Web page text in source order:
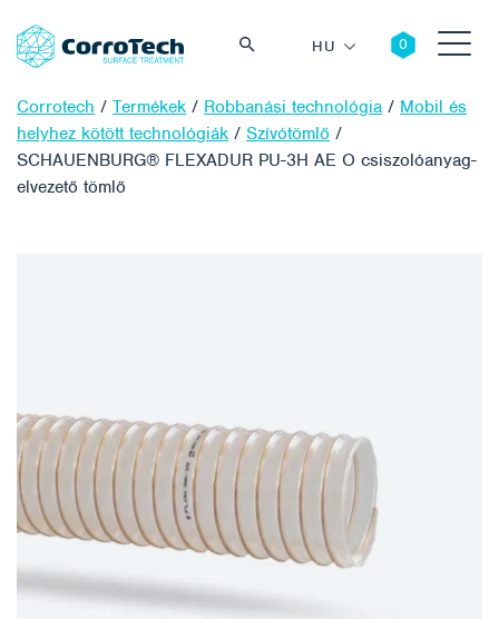
HU
Corrotech / Termékek / Robbanási technológia / Mobil és
helyhez kötött technológiák / Szívótömlő /
SCHAUENBURG® FLEXADUR PU-3H AE O csiszolóanyag-
elvezető tömlő